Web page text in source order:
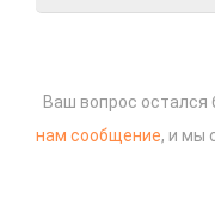
Ваш вопрос остался
нам сообщение, и мы